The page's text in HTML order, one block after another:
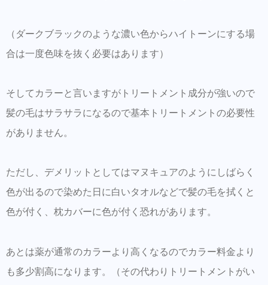
（ダークブラックのような濃い色からハイトーンにする場
合は一度色味を抜く必要はあります）
そしてカラーと言いますがトリートメント成分が強いので
髪の毛はサラサラになるので基本トリートメントの必要性
がありません。
ただし、デメリットとしてはマヌキュアのようにしばらく
色が出るので染めた日に白いタオルなどで髪の毛を拭くと
色が付く、枕カバーに色が付く恐れがあります。
あとは薬が通常のカラーより高くなるのでカラー料金より
も多少割高になります。（その代わりトリートメントがい